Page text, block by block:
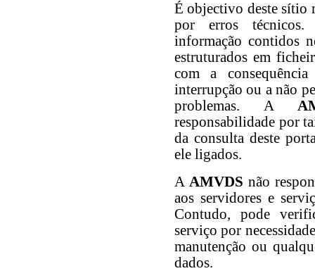
É objectivo deste sítio
por erros técnicos.
informação contidos
estruturados em
com a
interrupção ou a não
problemas. A
responsabilidade por
da consulta deste
ele ligados.
A AMVDS não
aos servidores e
Contudo, pode
serviço por
manutenção ou
dados.